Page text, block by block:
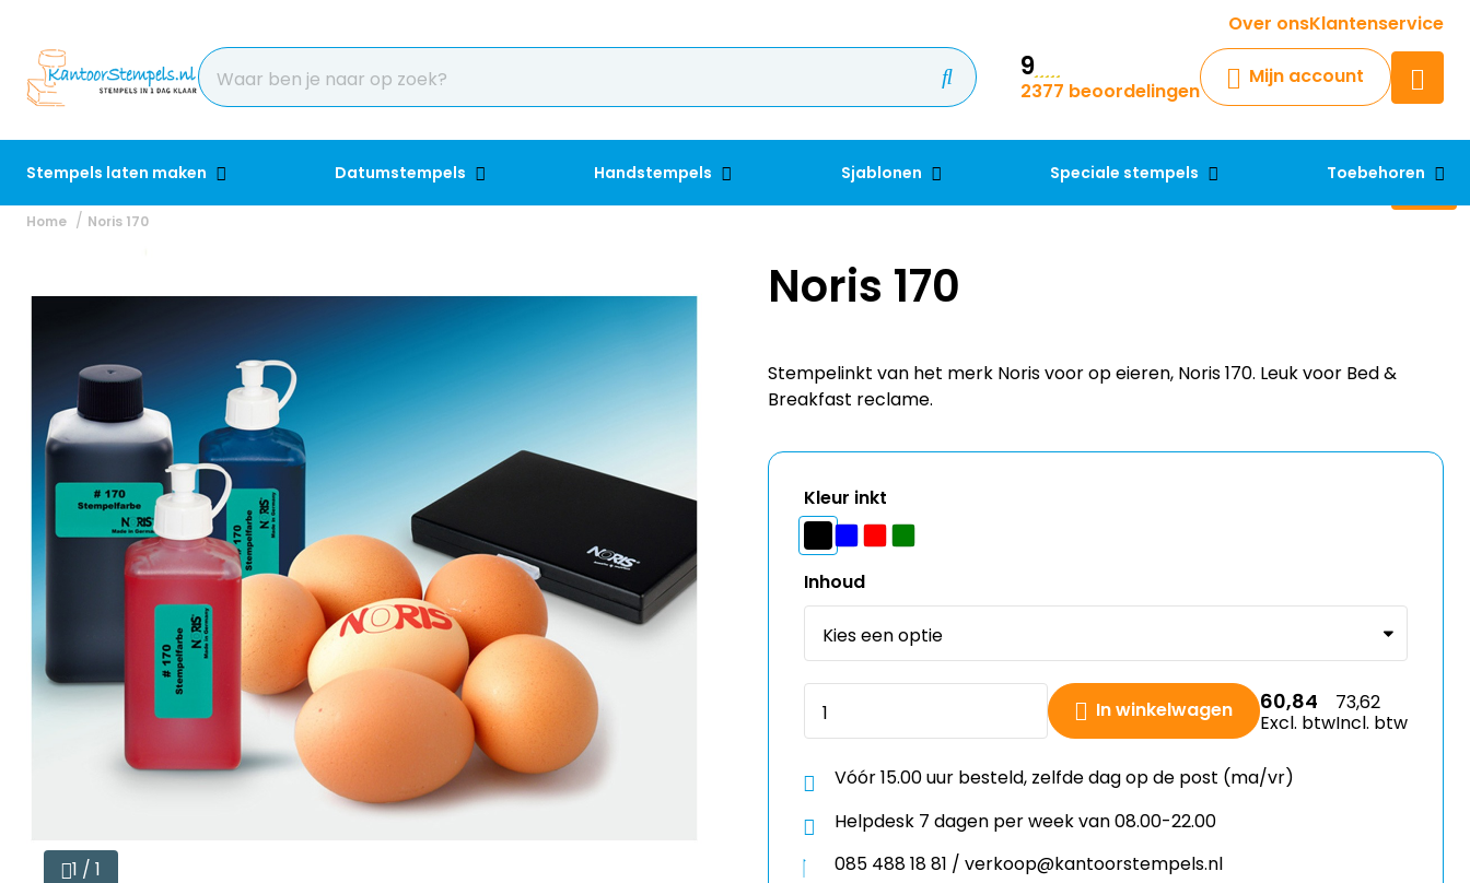
Over onsKlantenservice
9
2377 beoordelingen
Mijn account
Stempels laten maken Datumstempels Handstempels Sjablonen Speciale stempels Toebehoren
Krijg een antwoord op uw vraag
Chatbot
Chat 24/7 met onze chatbot
Contact
Home Noris 170
1 / 1
Noris 170
Stempelinkt van het merk Noris voor op eieren, Noris 170. Leuk voor Bed &
Breakfast reclame.
Kleur inkt
Inhoud
In winkelwagen 60,84
Excl. btw
73,62
Incl. btw
Vóór 15.00 uur besteld, zelfde dag op de post (ma/vr)
Helpdesk 7 dagen per week van 08.00-22.00
085 488 18 81 / verkoop@kantoorstempels.nl